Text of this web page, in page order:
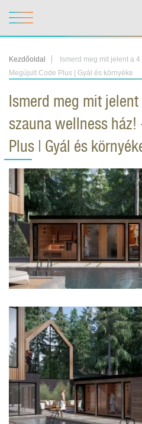
Kezdőoldal
Ismerd meg mit jelent a
Megújult Code Plus | Gyál és környéke
Ismerd meg mit
szauna wellness
Plus | Gyál és